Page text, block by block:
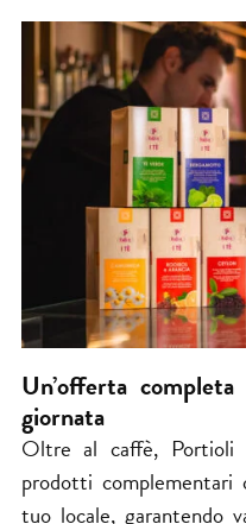
Un’offerta
giornata
Oltre al caffè, Portioli
prodotti complementari
tuo locale, garantendo